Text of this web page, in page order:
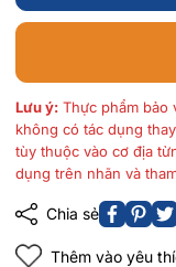
Lưu ý: Thực phẩm bảo
không có tác dụng
tùy thuộc vào cơ địa
dụng trên nhãn và
Chia sẻ
Thêm vào yêu